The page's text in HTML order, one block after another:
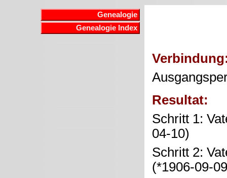
Genealogie
Genealogie Index
Resultat:
Schritt 1:
04-10)
Schritt 2:
(*1906-09-